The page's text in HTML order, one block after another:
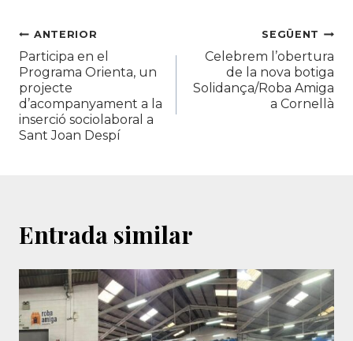
Navegació
d'entrades
ANTERIOR
Participa en el
Programa Orienta, un
projecte
d’acompanyament a la
inserció sociolaboral a
Sant Joan Despí
SEGÜENT
Celebrem l’obertura
de la nova botiga
Solidança/Roba Amiga
a Cornellà
Entrada similar